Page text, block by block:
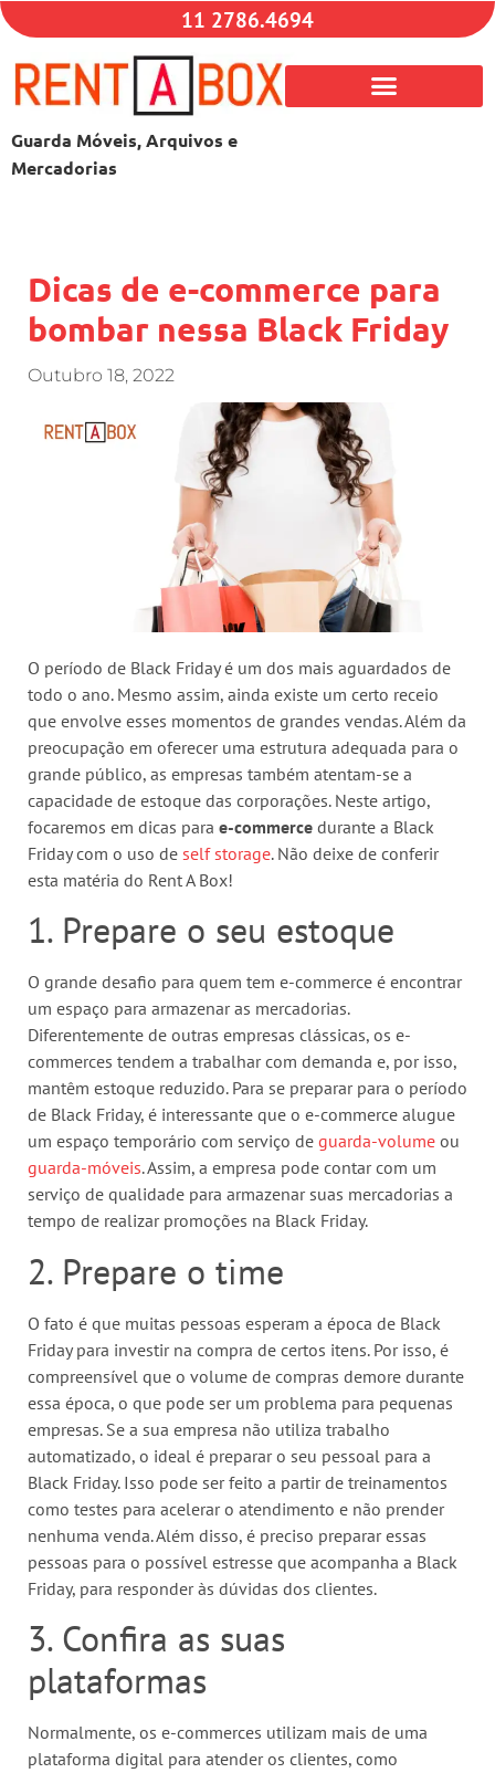
11 2786.4694
Guarda Móveis, Arquivos e
Mercadorias
Dicas de e-commerce para
bombar nessa Black Friday
Outubro 18, 2022
O período de Black Friday é um dos mais aguardados de
todo o ano. Mesmo assim, ainda existe um certo receio
que envolve esses momentos de grandes vendas. Além da
preocupação em oferecer uma estrutura adequada para o
grande público, as empresas também atentam-se a
capacidade de estoque das corporações. Neste artigo,
focaremos em dicas para e-commerce durante a Black
Friday com o uso de self storage. Não deixe de conferir
esta matéria do Rent A Box!
1. Prepare o seu estoque
O grande desafio para quem tem e-commerce é encontrar
um espaço para armazenar as mercadorias.
Diferentemente de outras empresas clássicas, os e-
commerces tendem a trabalhar com demanda e, por isso,
mantêm estoque reduzido. Para se preparar para o período
de Black Friday, é interessante que o e-commerce alugue
um espaço temporário com serviço de guarda-volume ou
guarda-móveis. Assim, a empresa pode contar com um
serviço de qualidade para armazenar suas mercadorias a
tempo de realizar promoções na Black Friday.
2. Prepare o time
O fato é que muitas pessoas esperam a época de Black
Friday para investir na compra de certos itens. Por isso, é
compreensível que o volume de compras demore durante
essa época, o que pode ser um problema para pequenas
empresas. Se a sua empresa não utiliza trabalho
automatizado, o ideal é preparar o seu pessoal para a
Black Friday. Isso pode ser feito a partir de treinamentos
como testes para acelerar o atendimento e não prender
nenhuma venda. Além disso, é preciso preparar essas
pessoas para o possível estresse que acompanha a Black
Friday, para responder às dúvidas dos clientes.
3. Confira as suas
plataformas
Normalmente, os e-commerces utilizam mais de uma
plataforma digital para atender os clientes, como